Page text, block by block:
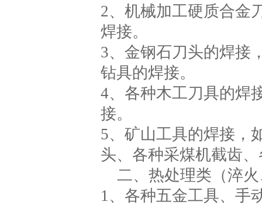
2、机械加工硬质合金
焊接。
3、金钢石刀头的焊接
钻具的焊接。
4、各种木工刀具的焊
接。
5、矿山工具的焊接，
头、各种采煤机截齿
二、热处理类（淬
1、各种五金工具、手